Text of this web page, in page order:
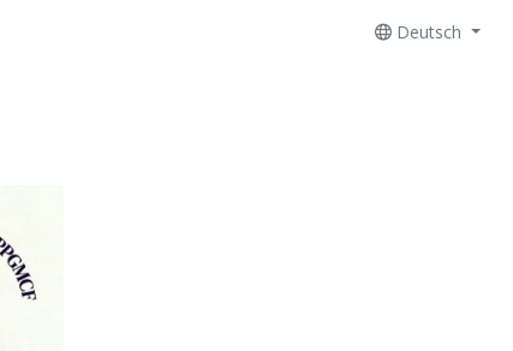
Deutsch